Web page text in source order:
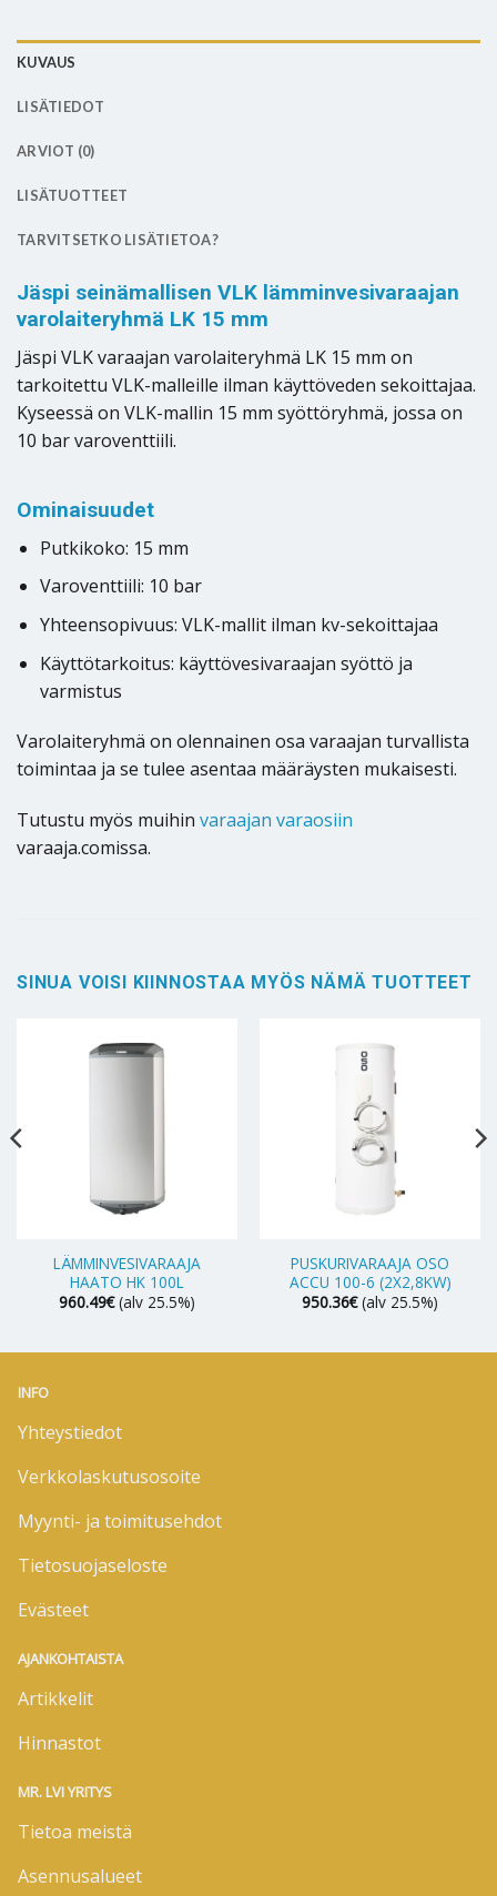
KUVAUS
LISÄTIEDOT
ARVIOT (0)
LISÄTUOTTEET
TARVITSETKO LISÄTIETOA?
Jäspi seinämallisen VLK lämminvesivaraajan
varolaiteryhmä LK 15 mm
Jäspi VLK varaajan varolaiteryhmä LK 15 mm on
tarkoitettu VLK-malleille ilman käyttöveden sekoittajaa.
Kyseessä on VLK-mallin 15 mm syöttöryhmä, jossa on
10 bar varoventtiili.
Ominaisuudet
Putkikoko: 15 mm
Varoventtiili: 10 bar
Yhteensopivuus: VLK-mallit ilman kv-sekoittajaa
Käyttötarkoitus: käyttövesivaraajan syöttö ja
varmistus
Varolaiteryhmä on olennainen osa varaajan turvallista
toimintaa ja se tulee asentaa määräysten mukaisesti.
Tutustu myös muihin varaajan varaosiin
varaaja.comissa.
SINUA VOISI KIINNOSTAA MYÖS NÄMÄ TUOTTEET
LÄMMINVESIVARAAJA
HAATO HK 100L
960.49€ (alv 25.5%)
PUSKURIVARAAJA OSO
ACCU 100-6 (2X2,8KW)
950.36€ (alv 25.5%)
INFO
Yhteystiedot
Verkkolaskutusosoite
Myynti- ja toimitusehdot
Tietosuojaseloste
Evästeet
AJANKOHTAISTA
Artikkelit
Hinnastot
MR. LVI YRITYS
Tietoa meistä
Asennusalueet